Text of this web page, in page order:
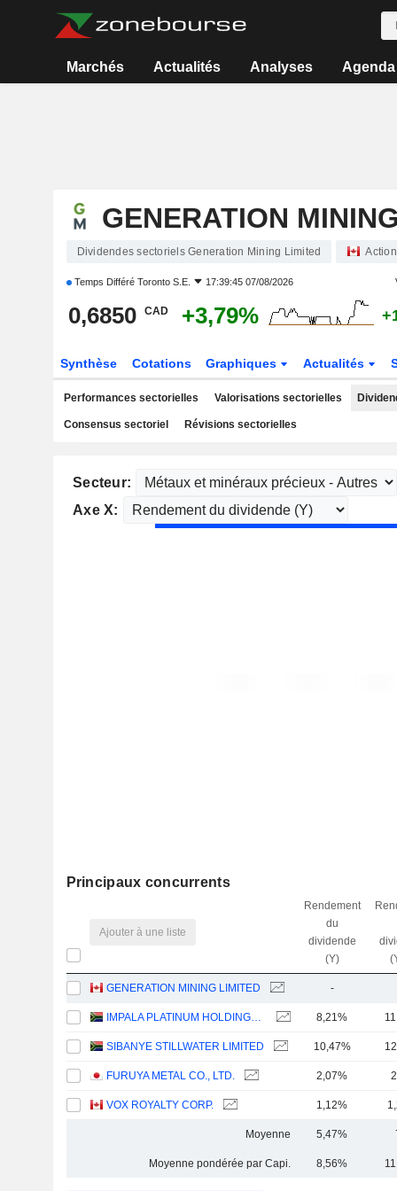
Marchés Actualités Analyses Agenda
GENERATION
Dividendes sectoriels Generation Mining Limited
Temps Différé Toronto S.E. 17:39:45 07/08/2026
0,6850 CAD +3,79%
Synthèse Cotations Graphiques Actualités
Performances sectorielles Valorisations sectorielles
Consensus sectoriel Révisions sectorielles
Secteur:
Axe X:
Principaux concurrents
Ajouter à une liste
Rendement
du
dividende
(Y)
GENERATION MINING LIMITED -
IMPALA PLATINUM HOLDINGS LIMITED 8,21%
SIBANYE STILLWATER LIMITED 10,47%
FURUYA METAL CO., LTD. 2,07%
VOX ROYALTY CORP. 1,12%
Moyenne 5,47%
Moyenne pondérée par Capi. 8,56%